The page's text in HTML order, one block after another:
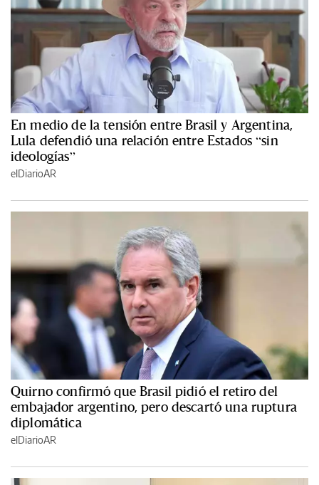
En medio de la tensión entre Brasil y Argentina,
Lula defendió una relación entre Estados “sin
ideologías”
elDiarioAR
Quirno confirmó que Brasil pidió el retiro del
embajador argentino, pero descartó una ruptura
diplomática
elDiarioAR